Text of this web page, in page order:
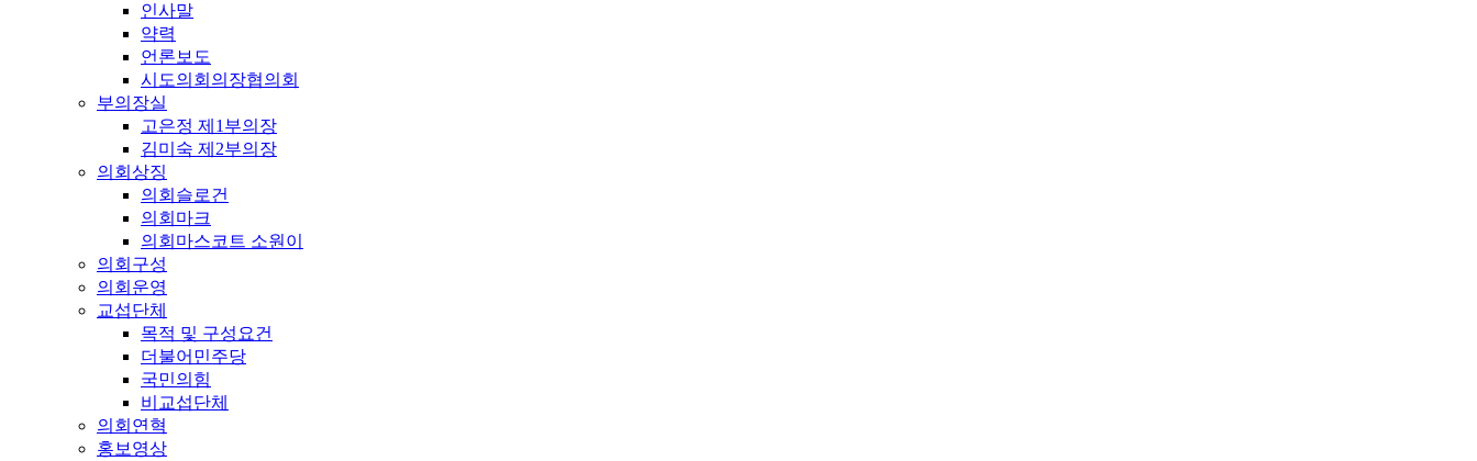
인사말
약력
언론보도
시도의회의장협의회
부의장실
고은정 제1부의장
김미숙 제2부의장
의회상징
의회슬로건
의회마크
의회마스코트 소원이
의회구성
의회운영
교섭단체
목적 및 구성요건
더불어민주당
국민의힘
비교섭단체
의회연혁
홍보영상